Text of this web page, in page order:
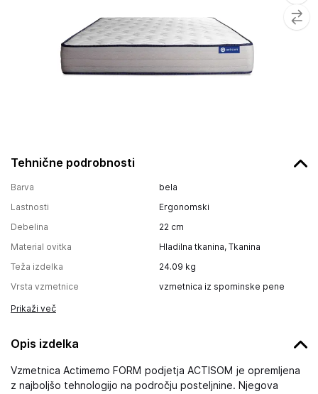
Tehnične podrobnosti
Barva
bela
Lastnosti
Ergonomski
Debelina
22 cm
Material ovitka
Hladilna tkanina, Tkanina
Teža izdelka
24.09 kg
Vrsta vzmetnice
vzmetnica iz spominske pene
Prikaži več
Opis izdelka
Vzmetnica Actimemo FORM podjetja ACTISOM je opremljena
z najboljšo tehnologijo na področju posteljnine. Njegova